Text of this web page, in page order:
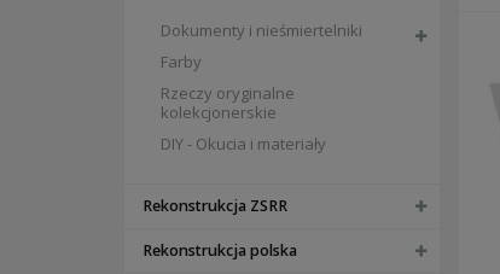
stopnie kamuflażowe
taśmy podoficerskie
naramienniki
na kołnierz
pozostałe
insygnia ochotników zagranicznych
na tors
Dokumenty i nieśmiertelniki
Farby
Rzeczy oryginalne
kolekcjonerskie
DIY - Okucia i materiały
Rekonstrukcja ZSRR
Rekonstrukcja polska